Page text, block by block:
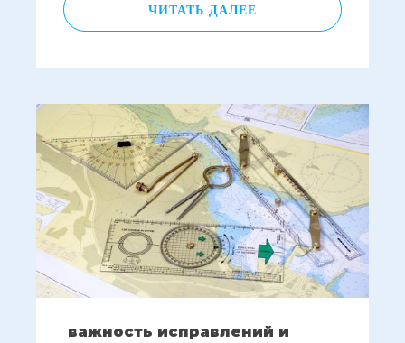
ЧИТАТЬ ДАЛЕЕ
важность исправлений и